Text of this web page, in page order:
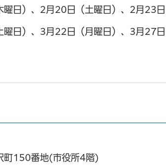
日）、2月20日（土曜日）、2月23日
日）、3月22日（月曜日）、3月27日
町150番地(市役所4階)